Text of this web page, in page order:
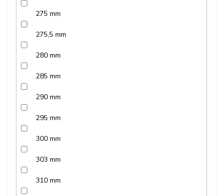
275 mm
275,5 mm
280 mm
285 mm
290 mm
295 mm
300 mm
303 mm
310 mm